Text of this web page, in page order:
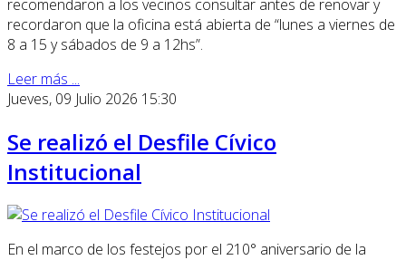
recomendaron a los vecinos consultar antes de renovar y
recordaron que la oficina está abierta de “lunes a viernes de
8 a 15 y sábados de 9 a 12hs”.
Leer más ...
Jueves, 09 Julio 2026 15:30
Se realizó el Desfile Cívico
Institucional
En el marco de los festejos por el 210° aniversario de la